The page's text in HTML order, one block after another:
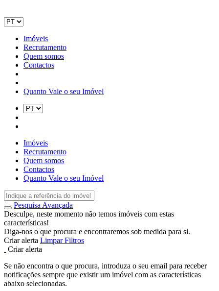
Imóveis
Recrutamento
Quem somos
Contactos
Quanto Vale o seu Imóvel
Imóveis
Recrutamento
Quem somos
Contactos
Quanto Vale o seu Imóvel
Pesquisa Avançada
Desculpe, neste momento não temos imóveis com estas
características!
Diga-nos o que procura e encontraremos sob medida para si.
Criar alerta Limpar Filtros
Criar alerta
Se não encontra o que procura, introduza o seu email para receber
notificações sempre que existir um imóvel com as características
abaixo selecionadas.